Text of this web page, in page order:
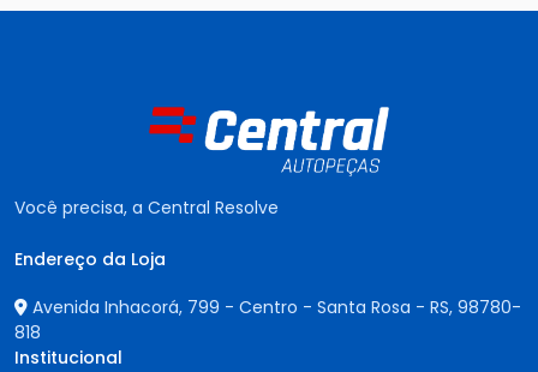
Você precisa, a Central Resolve
Endereço da Loja
Avenida Inhacorá, 799 - Centro - Santa Rosa - RS, 98780-
818
Institucional